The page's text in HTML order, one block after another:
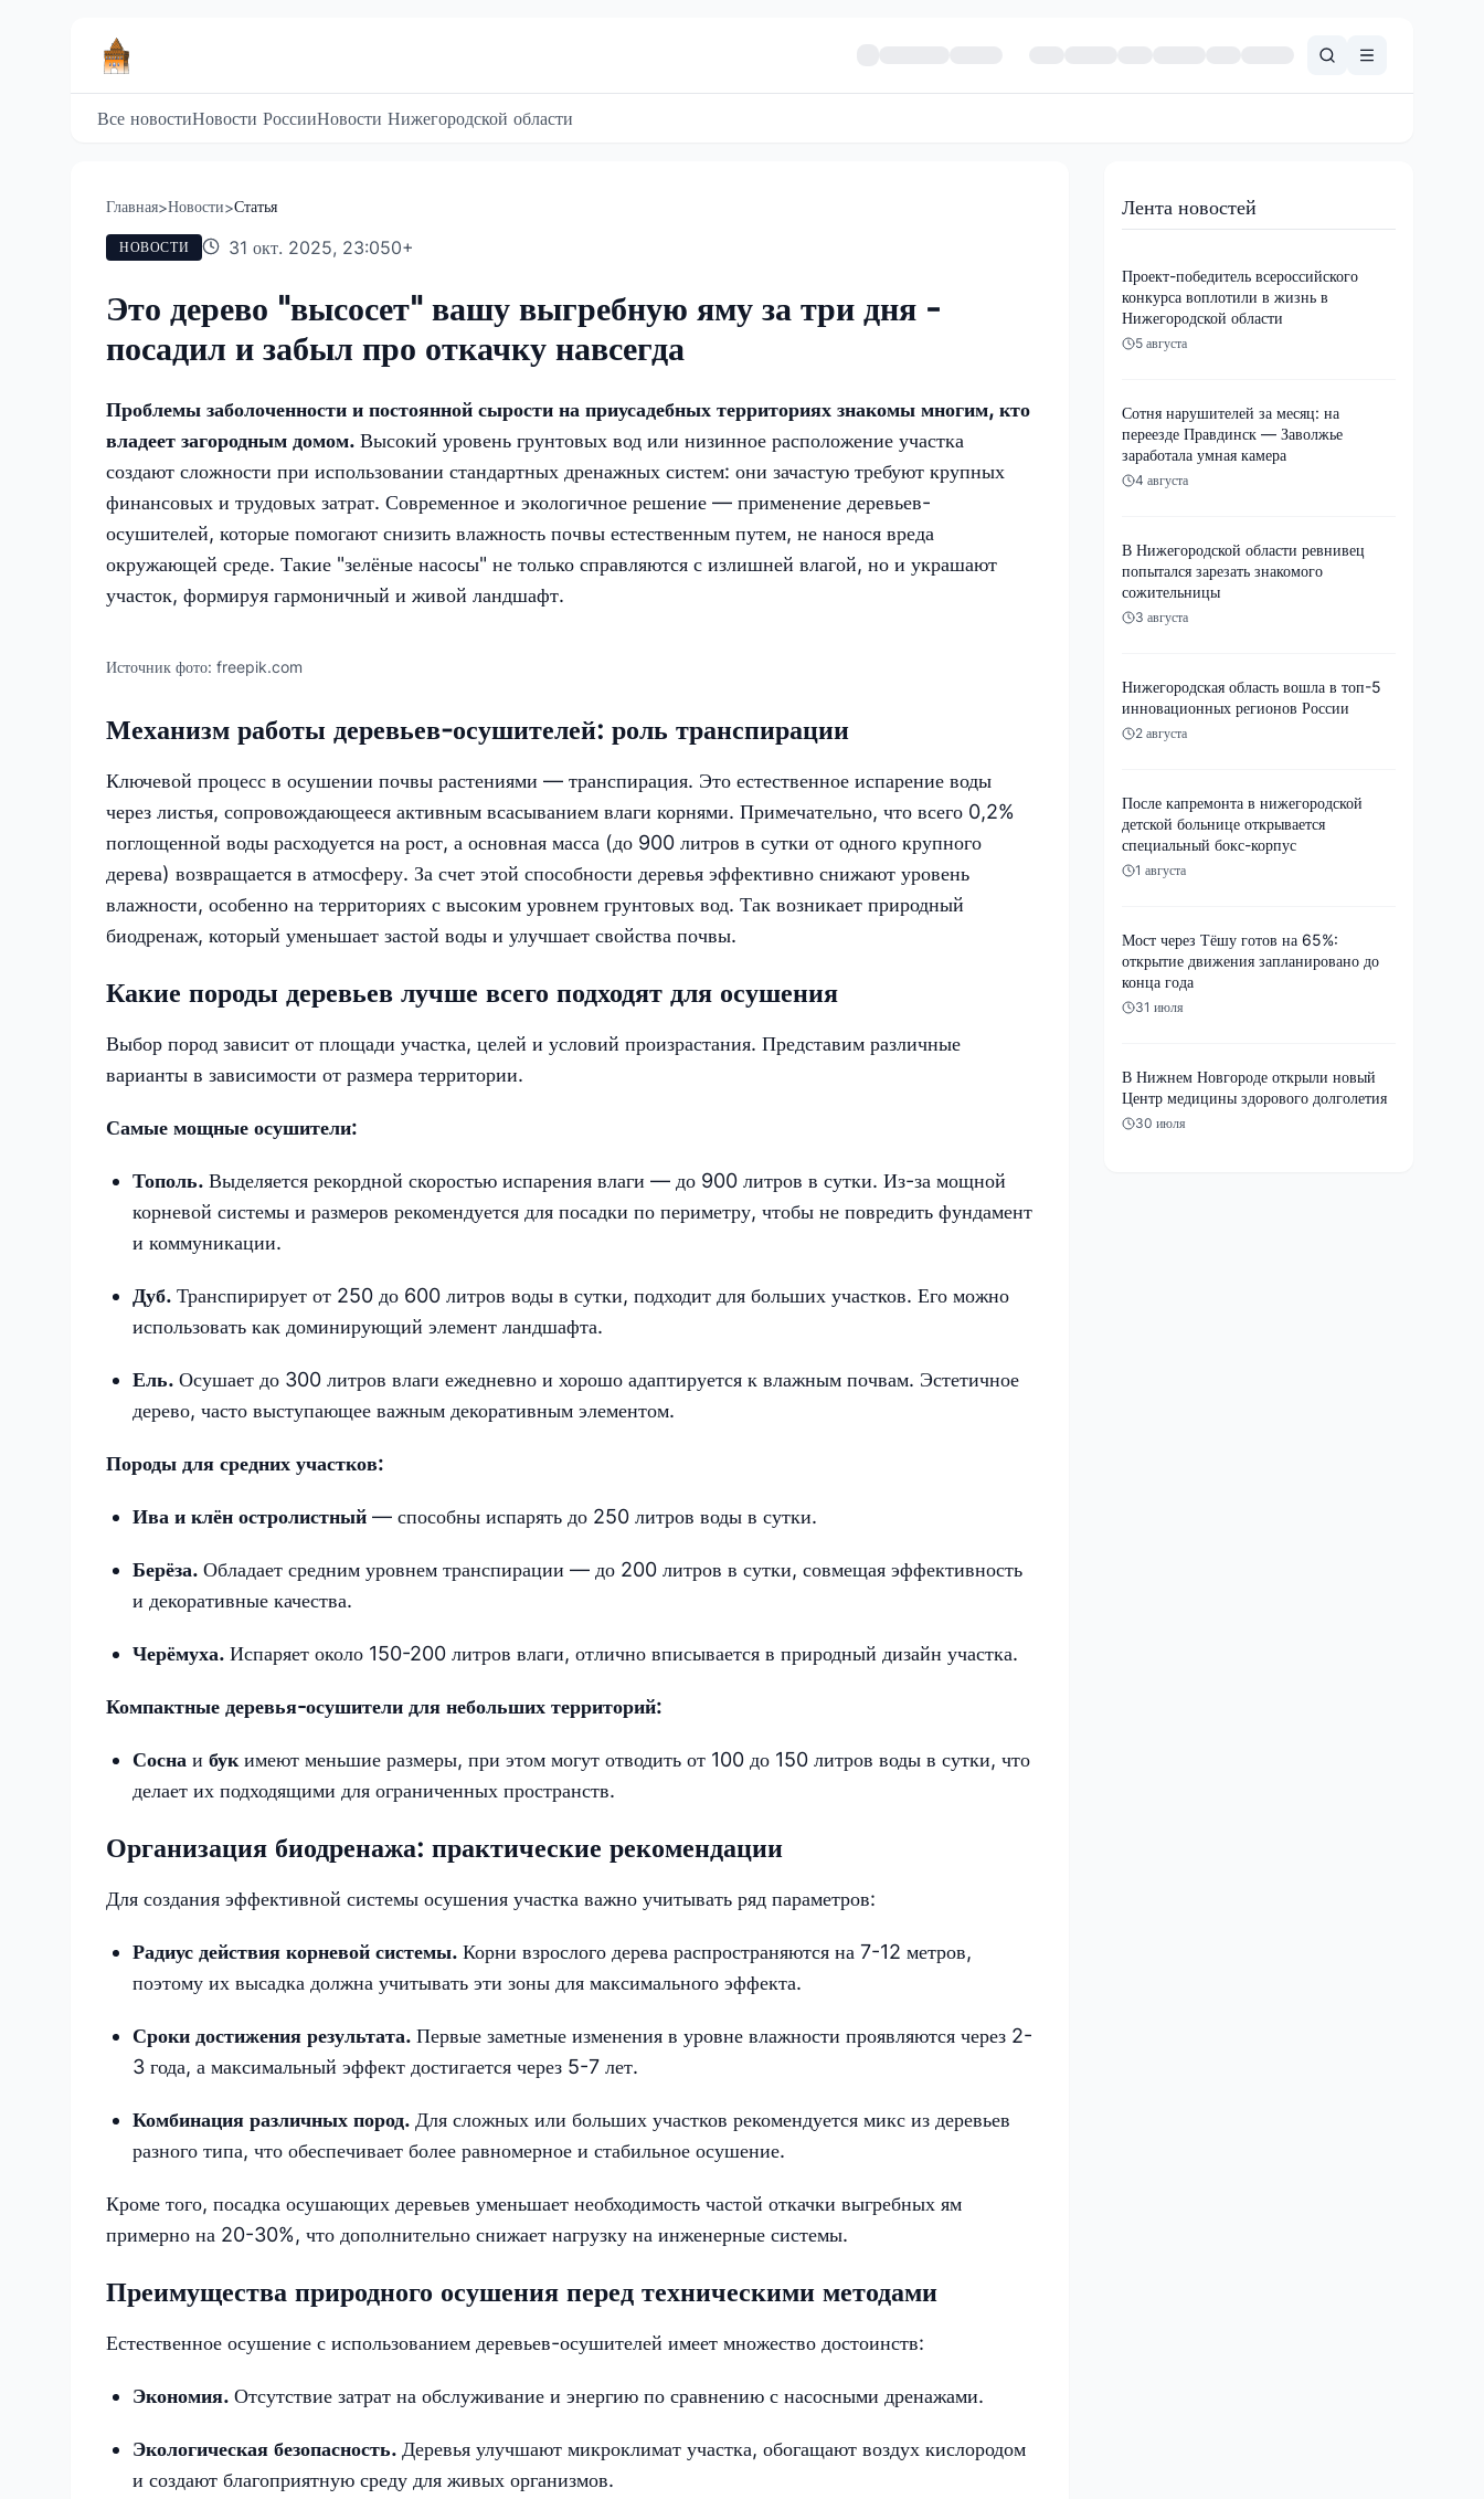
Все новостиНовости РоссииНовости Нижегородской области
Главная>Новости>Статья
НОВОСТИ 31 окт. 2025, 23:050+
Это дерево "высосет" вашу выгребную яму за три дня -
посадил и забыл про откачку навсегда
Проблемы заболоченности и постоянной сырости на приусадебных территориях знакомы многим, кто
владеет загородным домом. Высокий уровень грунтовых вод или низинное расположение участка
создают сложности при использовании стандартных дренажных систем: они зачастую требуют крупных
финансовых и трудовых затрат. Современное и экологичное решение — применение деревьев-
осушителей, которые помогают снизить влажность почвы естественным путем, не нанося вреда
окружающей среде. Такие "зелёные насосы" не только справляются с излишней влагой, но и украшают
участок, формируя гармоничный и живой ландшафт.
Источник фото: freepik.com
Механизм работы деревьев-осушителей: роль транспирации
Ключевой процесс в осушении почвы растениями — транспирация. Это естественное испарение воды
через листья, сопровождающееся активным всасыванием влаги корнями. Примечательно, что всего 0,2%
поглощенной воды расходуется на рост, а основная масса (до 900 литров в сутки от одного крупного
дерева) возвращается в атмосферу. За счет этой способности деревья эффективно снижают уровень
влажности, особенно на территориях с высоким уровнем грунтовых вод. Так возникает природный
биодренаж, который уменьшает застой воды и улучшает свойства почвы.
Какие породы деревьев лучше всего подходят для осушения
Выбор пород зависит от площади участка, целей и условий произрастания. Представим различные
варианты в зависимости от размера территории.
Самые мощные осушители:
Тополь. Выделяется рекордной скоростью испарения влаги — до 900 литров в сутки. Из-за мощной
корневой системы и размеров рекомендуется для посадки по периметру, чтобы не повредить фундамент
и коммуникации.
Дуб. Транспирирует от 250 до 600 литров воды в сутки, подходит для больших участков. Его можно
использовать как доминирующий элемент ландшафта.
Ель. Осушает до 300 литров влаги ежедневно и хорошо адаптируется к влажным почвам. Эстетичное
дерево, часто выступающее важным декоративным элементом.
Породы для средних участков:
Ива и клён остролистный — способны испарять до 250 литров воды в сутки.
Берёза. Обладает средним уровнем транспирации — до 200 литров в сутки, совмещая эффективность
и декоративные качества.
Черёмуха. Испаряет около 150-200 литров влаги, отлично вписывается в природный дизайн участка.
Компактные деревья-осушители для небольших территорий:
Сосна и бук имеют меньшие размеры, при этом могут отводить от 100 до 150 литров воды в сутки, что
делает их подходящими для ограниченных пространств.
Организация биодренажа: практические рекомендации
Для создания эффективной системы осушения участка важно учитывать ряд параметров:
Радиус действия корневой системы. Корни взрослого дерева распространяются на 7-12 метров,
поэтому их высадка должна учитывать эти зоны для максимального эффекта.
Сроки достижения результата. Первые заметные изменения в уровне влажности проявляются через 2-
3 года, а максимальный эффект достигается через 5-7 лет.
Комбинация различных пород. Для сложных или больших участков рекомендуется микс из деревьев
разного типа, что обеспечивает более равномерное и стабильное осушение.
Кроме того, посадка осушающих деревьев уменьшает необходимость частой откачки выгребных ям
примерно на 20-30%, что дополнительно снижает нагрузку на инженерные системы.
Преимущества природного осушения перед техническими методами
Естественное осушение с использованием деревьев-осушителей имеет множество достоинств:
Экономия. Отсутствие затрат на обслуживание и энергию по сравнению с насосными дренажами.
Экологическая безопасность. Деревья улучшают микроклимат участка, обогащают воздух кислородом
и создают благоприятную среду для живых организмов.
Лента новостей
Проект-победитель всероссийского
конкурса воплотили в жизнь в
Нижегородской области
5 августа
Сотня нарушителей за месяц: на
переезде Правдинск — Заволжье
заработала умная камера
4 августа
В Нижегородской области ревнивец
попытался зарезать знакомого
сожительницы
3 августа
Нижегородская область вошла в топ-5
инновационных регионов России
2 августа
После капремонта в нижегородской
детской больнице открывается
специальный бокс-корпус
1 августа
Мост через Тёшу готов на 65%:
открытие движения запланировано до
конца года
31 июля
В Нижнем Новгороде открыли новый
Центр медицины здорового долголетия
30 июля